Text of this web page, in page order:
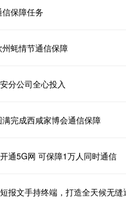
保障任务
蚝情节通信保障
分公司全心投入
完成西咸家博会通信保障
通5G网 可保障1万人同时通信
报文手持终端，打造全天候无缝